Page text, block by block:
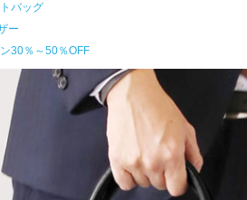
バッグ
ー
30％～50％OFF